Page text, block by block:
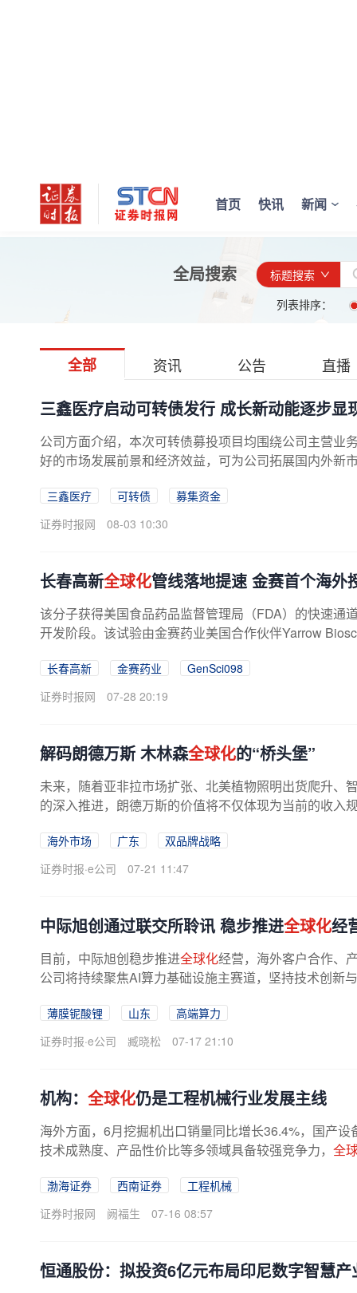
首页 快讯 新闻
全局搜索
标题搜索
列表排序：
全部 资讯 公告 直播
三鑫医疗启动可转债发行 成长新动能逐步显
公司方面介绍，本次可转债募投项目均围绕公司主营业
好的市场发展前景和经济效益，可为公司拓展国内外新
三鑫医疗 可转债
募集资金
证券时报网
08-03 10:30
长春高新全球化管线落地提速 金赛首个海外
该分子获得美国食品药品监督管理局（FDA）的快速通
开发阶段。该试验由金赛药业美国合作伙伴Yarrow
长春高新 金赛药业
GenSci098
证券时报网
07-28 20:19
解码朗德万斯 木林森全球化的“桥头堡”
未来，随着亚非拉市场扩张、北美植物照明出货爬升、
的深入推进，朗德万斯的价值将不仅体现为当前的收入
海外市场 广东
双品牌战略
证券时报·e公司
07-21 11:47
中际旭创通过联交所聆讯 稳步推进全球化经
目前，中际旭创稳步推进全球化经营，海外客户合作、
公司将持续聚焦AI算力基础设施主赛道，坚持技术创新
薄膜铌酸锂 山东
高端算力
证券时报·e公司
臧晓松 07-17 21:10
机构： 全球化仍是工程机械行业发展主线
海外方面，6月挖掘机出口销量同比增长36.4%，国产
技术成熟度、产品性价比等多领域具备较强竞争力， 全
渤海证券 西南证券
工程机械
证券时报网
阙福生 07-16 08:57
恒通股份：拟投资6亿元布局印尼数字智慧